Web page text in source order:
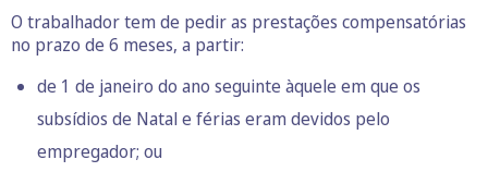
O trabalhador tem de pedir as prestações compensatórias
no prazo de 6 meses, a partir:
de 1 de janeiro do ano seguinte àquele em que os
subsídios de Natal e férias eram devidos pelo
empregador; ou